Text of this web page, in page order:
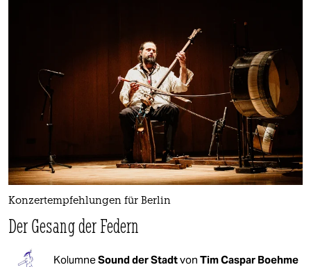
Konzertempfehlungen für Berlin
Der Gesang der Federn
KolumneSound der Stadtvon Tim Caspar Boehme